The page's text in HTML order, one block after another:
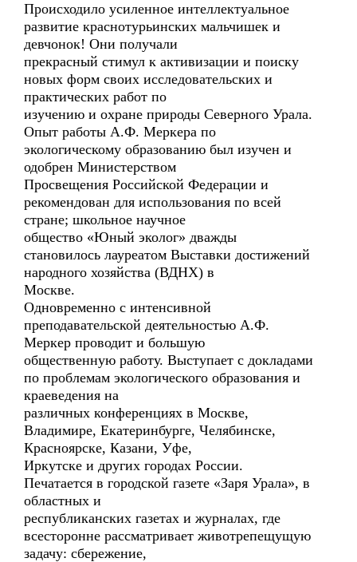
Происходило усиленное интеллектуальное
развитие краснотурьинских мальчишек и
девчонок! Они получали
прекрасный стимул к активизации и поиску
новых форм своих исследовательских и
практических работ по
изучению и охране природы Северного Урала.
Опыт работы А.Ф. Меркера по
экологическому образованию был изучен и
одобрен Министерством
Просвещения Российской Федерации и
рекомендован для использования по всей
стране; школьное научное
общество «Юный эколог» дважды
становилось лауреатом Выставки достижений
народного хозяйства (ВДНХ) в
Москве.
Одновременно с интенсивной
преподавательской деятельностью А.Ф.
Меркер проводит и большую
общественную работу. Выступает с докладами
по проблемам экологического образования и
краеведения на
различных конференциях в Москве,
Владимире, Екатеринбурге, Челябинске,
Красноярске, Казани, Уфе,
Иркутске и других городах России.
Печатается в городской газете «Заря Урала», в
областных и
республиканских газетах и журналах, где
всесторонне рассматривает животрепещущую
задачу: сбережение,